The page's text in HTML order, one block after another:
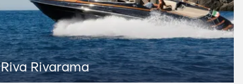
Riva Rivarama